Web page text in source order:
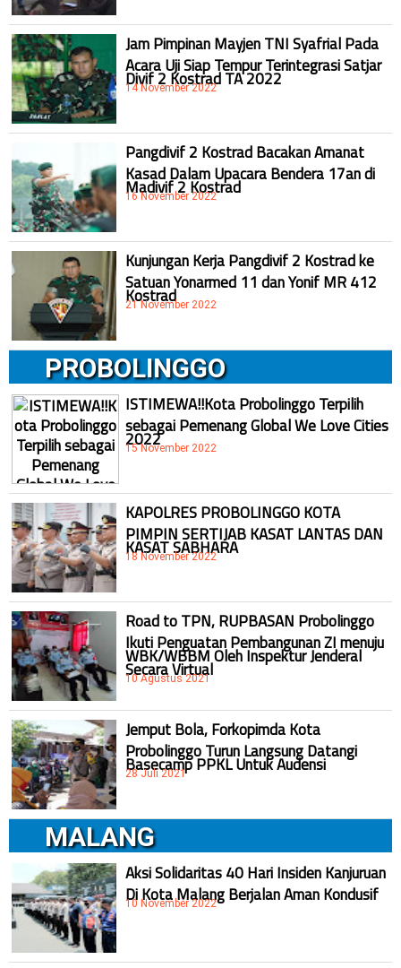
Jam Pimpinan Mayjen TNI Syafrial Pada
Acara Uji Siap Tempur Terintegrasi Satjar
Divif 2 Kostrad TA 2022
14 November 2022
Pangdivif 2 Kostrad Bacakan Amanat
Kasad Dalam Upacara Bendera 17an di
Madivif 2 Kostrad
16 November 2022
Kunjungan Kerja Pangdivif 2 Kostrad ke
Satuan Yonarmed 11 dan Yonif MR 412
Kostrad
21 November 2022
PROBOLINGGO
ISTIMEWA!!Kota Probolinggo Terpilih
sebagai Pemenang Global We Love Cities
2022
15 November 2022
KAPOLRES PROBOLINGGO KOTA
PIMPIN SERTIJAB KASAT LANTAS DAN
KASAT SABHARA
18 November 2022
Road to TPN, RUPBASAN Probolinggo
Ikuti Penguatan Pembangunan ZI menuju
WBK/WBBM Oleh Inspektur Jenderal
Secara Virtual
10 Agustus 2021
Jemput Bola, Forkopimda Kota
Probolinggo Turun Langsung Datangi
Basecamp PPKL Untuk Audensi
28 Juli 2021
MALANG
Aksi Solidaritas 40 Hari Insiden Kanjuruan
Di Kota Malang Berjalan Aman Kondusif
10 November 2022